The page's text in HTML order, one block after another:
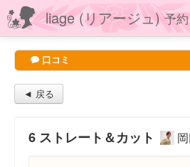
liage (リアージュ)予約
口コミ
◄ 戻る
6 ストレート＆カット